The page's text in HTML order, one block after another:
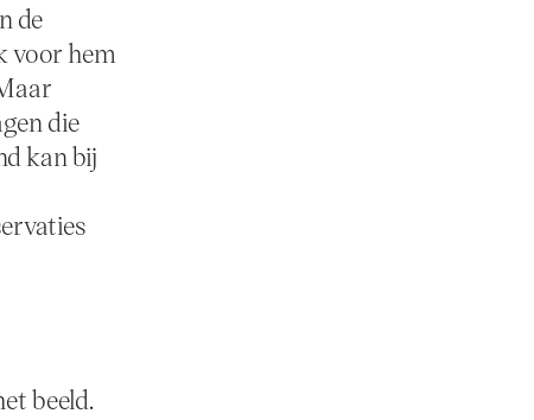
de
voor hem
die
kan bij
beeld.